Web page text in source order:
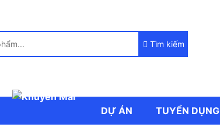
Tìm kiếm
DỰ ÁN TUYỂN DỤNG